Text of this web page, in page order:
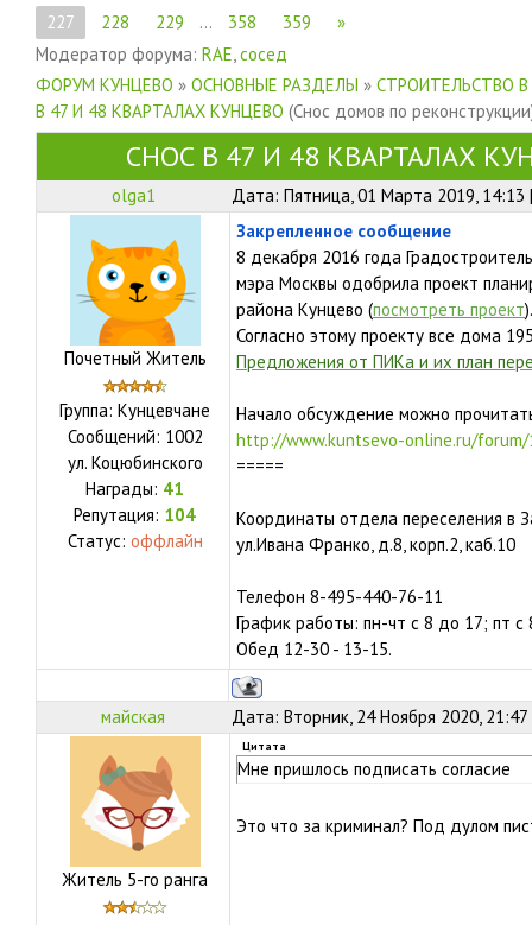
227
228 229 … 358 359
»
Модератор форума: RAE,сосед
ФОРУМ КУНЦЕВО » ОСНОВНЫЕ РАЗДЕЛЫ » СТРОИТЕЛЬСТВО
В 47 И 48 КВАРТАЛАХ КУНЦЕВО (Снос домов по
СНОС В 47 И 48 КВАРТАЛАХ
olga1 Дата: Пятница, 01 Марта 2019,
Почетный Житель
Группа: Кунцевчане
Сообщений: 1002
ул. Коцюбинского
Награды: 41
Репутация: 104
Статус: оффлайн
Закрепленное сообщение
8 декабря 2016 года
мэра Москвы одобрила проект
района Кунцево (посмотреть проект).
Согласно этому проекту все дома
Предложения от ПИКа и их план
Начало обсуждение можно
http://www.kuntsevo-online.ru/
=====
Координаты отдела переселения в
ул.Ивана Франко, д.8, корп.2, каб.10
Телефон 8-495-440-76-11
График работы: пн-чт с 8 до 17; пт
Обед 12-30 - 13-15.
майская Дата: Вторник, 24 Ноября 2020,
Житель 5-го ранга
Цитата
Мне пришлось подписать согласие
Это что за криминал? Под дулом